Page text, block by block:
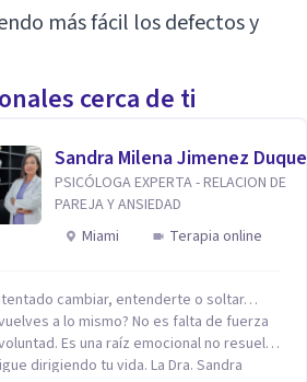
más fácil los defectos y
cerca de ti
Sandra Milena Jimenez Duque
PSICÓLOGA EXPERTA - RELACION DE
PAREJA Y ANSIEDAD
Miami
Terapia online
cambiar, entenderte o soltar…
a lo mismo? No es falta de fuerza
Es una raíz emocional no resuelta
dirigiendo tu vida. La Dra. Sandra